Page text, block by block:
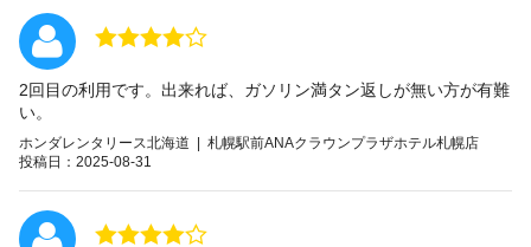
2回目の利用です。出来れば、ガソリン満タン返しが無い方が有難
い。
ホンダレンタリース北海道 | 札幌駅前ANAクラウンプラザホテル札幌店
投稿日：2025-08-31